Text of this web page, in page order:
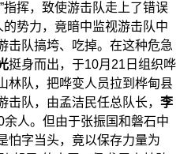
指挥，致使游击队走上了错误
的势力，竟暗中监视游击队中
击队搞垮、吃掉。在这种危急
挺身而出，于10月21日组织哗
林队，把哗变人员拉到桦甸县
击队，由孟洁民任总队长， 李
人。但由于张振国和磐石中
怕字当头，竟以保存力量为